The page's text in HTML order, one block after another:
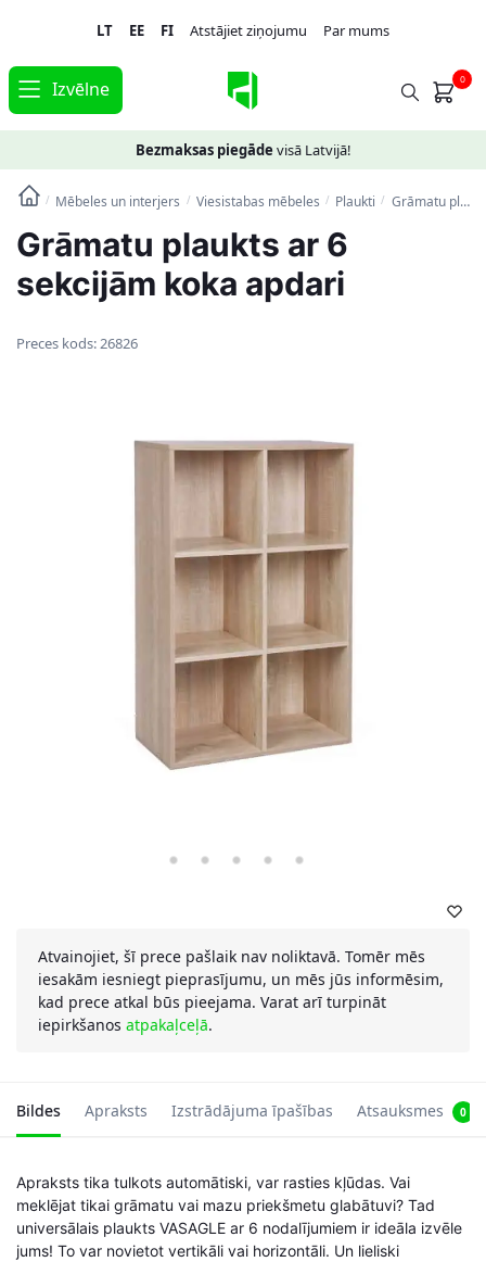
navigation
content
LT EE FI Atstājiet ziņojumu Par mums
Izvēlne 0
Bezmaksas piegāde visā Latvijā!
/ Mēbeles un interjers / Viesistabas mēbeles / Plaukti / Grāmatu plaukts ar 6 sekcijām koka apdari
Grāmatu plaukts ar 6
sekcijām koka apdari
Preces kods:26826
Atvainojiet, šī prece pašlaik nav noliktavā. Tomēr mēs
iesakām iesniegt pieprasījumu, un mēs jūs informēsim,
kad prece atkal būs pieejama. Varat arī turpināt
iepirkšanos atpakaļceļā.
Bildes Apraksts Izstrādājuma īpašības Atsauksmes 0
Apraksts tika tulkots automātiski, var rasties kļūdas. Vai
meklējat tikai grāmatu vai mazu priekšmetu glabātuvi? Tad
universālais plaukts VASAGLE ar 6 nodalījumiem ir ideāla izvēle
jums! To var novietot vertikāli vai horizontāli. Un lieliski